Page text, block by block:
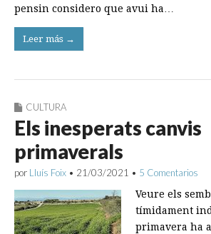
pensin considero que avui ha…
Leer más →
CULTURA
Els inesperats canvis
primaverals
por Lluís Foix • 21/03/2021 • 5 Comentarios
Veure els
tímidament
primavera ha